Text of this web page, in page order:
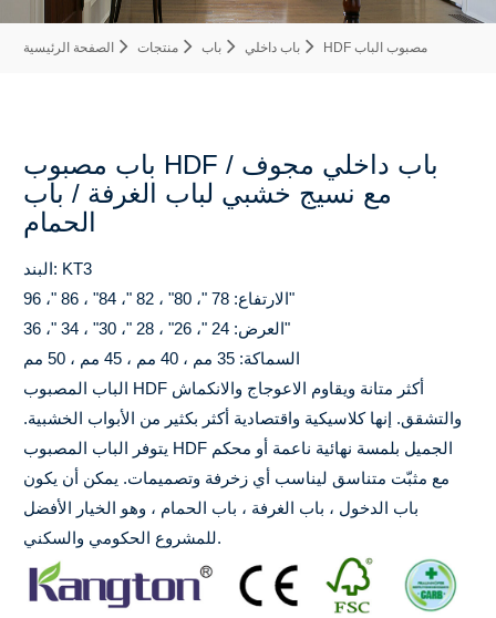
الصفحة الرئيسية منتجات باب باب داخلي HDF مصبوب الباب
باب مصبوب HDF / باب داخلي مجوف
مع نسيج خشبي لباب الغرفة / باب
الحمام
البند: KT3
الارتفاع: 78 "، 80" ، 82 "، 84" ، 86 "، 96"
العرض: 24 "، 26" ، 28 "، 30" ، 34 "، 36"
السماكة: 35 مم ، 40 مم ، 45 مم ، 50 مم
الباب المصبوب HDF أكثر متانة ويقاوم الاعوجاج والانكماش
والتشقق. إنها كلاسيكية واقتصادية أكثر بكثير من الأبواب الخشبية.
يتوفر الباب المصبوب HDF الجميل بلمسة نهائية ناعمة أو محكم
مع مثبّت متناسق ليناسب أي زخرفة وتصميمات. يمكن أن يكون
باب الدخول ، باب الغرفة ، باب الحمام ، وهو الخيار الأفضل
للمشروع الحكومي والسكني.